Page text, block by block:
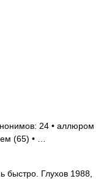
24 • аллюром
(65) • …
Глухов 1988,